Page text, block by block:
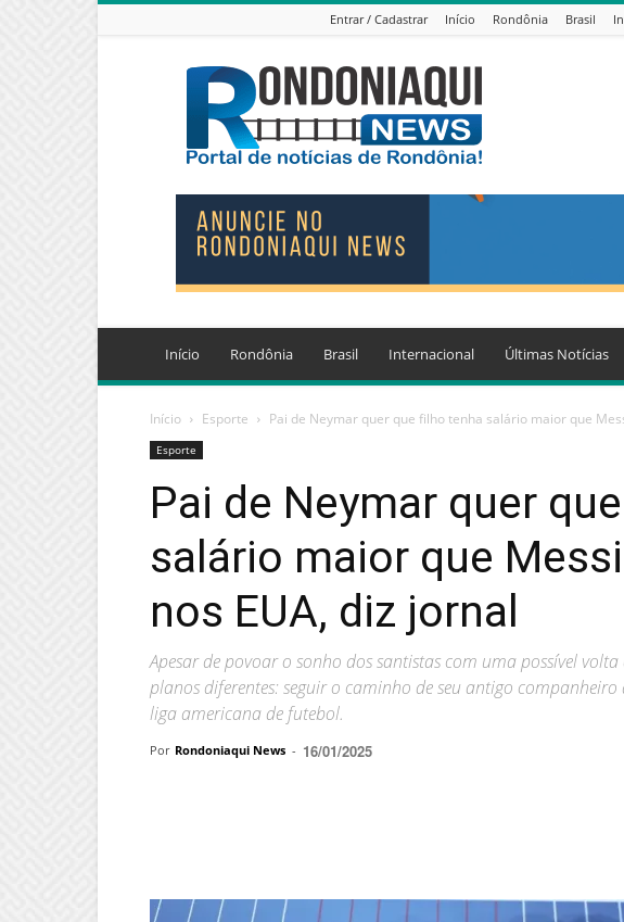
Entrar / Cadastrar Início Rondônia Brasil
Jornal
Eletrônico
Rondoniaqui
News
Início Rondônia Brasil Internacional Últimas Notícias
Início Esporte Pai de Neymar quer que filho tenha salário maior que
Esporte
Pai de Neymar quer
salário maior que
nos EUA, diz jornal
Apesar de povoar o sonho dos santistas com uma possível
planos diferentes: seguir o caminho de seu antigo
liga americana de futebol.
Por Rondoniaqui News - 16/01/2025